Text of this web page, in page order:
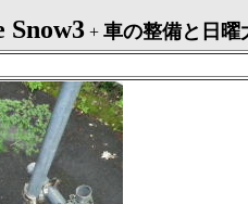
Snow3 + 車の整備と日曜